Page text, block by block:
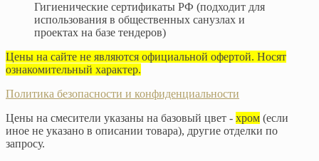
Гигиенические сертификаты РФ (подходит для
использования в общественных санузлах и
проектах на базе тендеров)
Цены на сайте не являются официальной офертой. Носят
ознакомительный характер.
Политика безопасности и конфиденциальности
Цены на смесители указаны на базовый цвет - хром (если
иное не указано в описании товара), другие отделки по
запросу.